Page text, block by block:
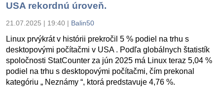
USA rekordnú úroveň.
21.07.2025 | 19:40 | Balin50
Linux prvýkrát v histórii prekročil 5 % podiel na trhu s
desktopovými počítačmi v USA . Podľa globálnych štatistík
spoločnosti StatCounter za jún 2025 má Linux teraz 5,04 %
podiel na trhu s desktopovými počítačmi, čím prekonal
kategóriu „ Neznámy “, ktorá predstavuje 4,76 %.